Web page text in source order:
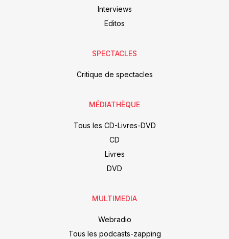
Interviews
Editos
SPECTACLES
Critique de spectacles
MÉDIATHÈQUE
Tous les CD-Livres-DVD
CD
Livres
DVD
MULTIMEDIA
Webradio
Tous les podcasts-zapping